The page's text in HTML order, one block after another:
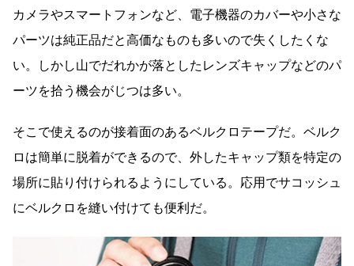
カメラやスマートフォンなど、電子機器のカバーや小さな
パーツは純正品だと高価なものも多いので失くしたくな
い。しかし山でだれかが落としたレンズキャップなどのパ
ーツを拾う機会がじつは多い。
そこで使えるのが接着面のあるベルクロテープだ。ベルク
ロは簡単に脱着ができるので、外したキャップ類を特定の
場所に貼り付けられるようにしている。応用でサコッシュ
にベルクロを縫い付けても便利だ。